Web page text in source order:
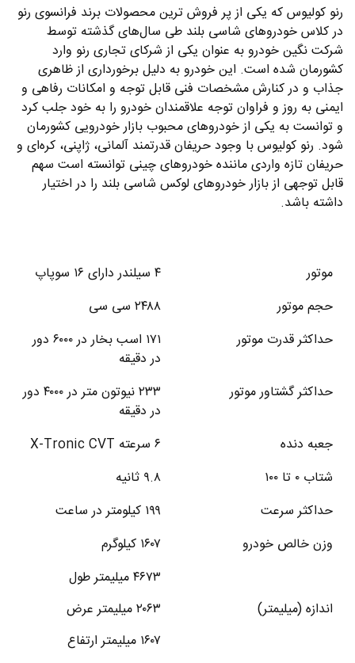
رنو کولیوس که یکی از پر فروش ترین محصولات برند فرانسوی رنو
در کلاس خودروهای شاسی بلند طی سال‌های گذشته توسط
شرکت نگین خودرو به عنوان یکی از شرکای تجاری رنو وارد
کشورمان شده است. این خودرو به دلیل برخورداری از ظاهری
جذاب و در کنارش مشخصات فنی قابل توجه و امکانات رفاهی و
ایمنی به روز و فراوان توجه علاقمندان خودرو را به خود جلب کرد
و توانست به یکی از خودروهای محبوب بازار خودرویی کشورمان
شود. رنو کولیوس با وجود حریفان قدرتمند آلمانی، ژاپنی، کره‌ای و
حریفان تازه واردی ماننده خودروهای چینی توانسته است سهم
قابل توجهی از بازار خودروهای لوکس شاسی بلند را در اختیار
داشته باشد.
موتور ۴ سیلندر دارای
سوپاپ
حجم موتور
۲۴۸۸ سی سی
حداکثر قدرت موتور
۱۷۱
اسب بخار در ۶۰۰۰ دور
در دقیقه
حداکثر گشتاور موتور
۲۳۳ نیوتون متر در ۴۰۰۰ دور
در دقیقه
جعبه دنده
۶ سرعته
شتاب
تا
۹.۸ ثانیه
حداکثر سرعت
۱۹۹ کیلومتر در ساعت
وزن خالص خودرو
۱۶۰۷ کیلوگرم
اندازه (میلیمتر)
۴۶۷۳میلیمتر طول
۲۰۶۳میلیمتر عرض
۱۶۰۷ میلیمتر ارتفاع